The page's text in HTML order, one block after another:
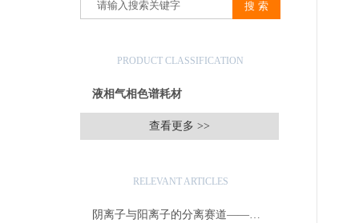
PRODUCT CLASSIFICATION
液相气相色谱耗材
查看更多 >>
RELEVANT ARTICLES
阴离子与阳离子的分离赛道——戴安离子色谱分析柱原理与环境水质检测应用